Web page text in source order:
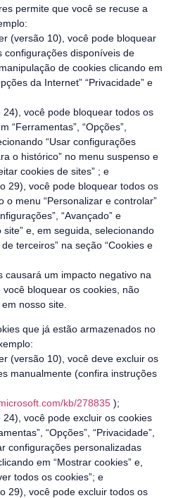
permite que você se recuse a
(versão 10), você pode bloquear
configurações disponíveis de
de cookies clicando em
da Internet” “Privacidade” e
24), você pode bloquear todos os
“Ferramentas”, “Opções”,
“Usar configurações
o histórico” no menu suspenso e
cookies de sites” ; e
29), você pode bloquear todos os
o menu “Personalizar e controlar”
“Avançado” e
site” e, em seguida, selecionando
terceiros” na seção “Cookies e
causará um impacto negativo na
bloquear os cookies, não
nosso site.
que já estão armazenados no
(versão 10), você deve excluir os
manualmente (confira instruções
kb/278835 );
você pode excluir os cookies
“Opções”, “Privacidade”,
configurações personalizadas
em “Mostrar cookies” e,
todos os cookies”; e
29), você pode excluir todos os